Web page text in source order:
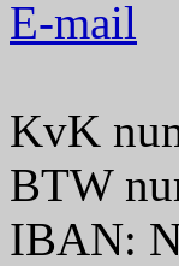
E-mail
KvK
BTW
IBAN: